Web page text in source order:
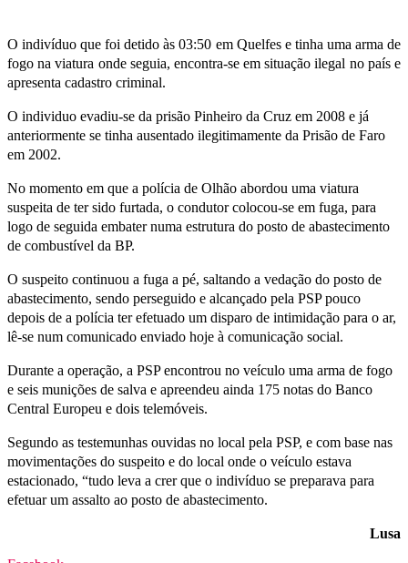
O indivíduo que foi detido às 03:50 em Quelfes e tinha uma arma de
fogo na viatura onde seguia, encontra-se em situação ilegal no país e
apresenta cadastro criminal.
O individuo evadiu-se da prisão Pinheiro da Cruz em 2008 e já
anteriormente se tinha ausentado ilegitimamente da Prisão de Faro
em 2002.
No momento em que a polícia de Olhão abordou uma viatura
suspeita de ter sido furtada, o condutor colocou-se em fuga, para
logo de seguida embater numa estrutura do posto de abastecimento
de combustível da BP.
O suspeito continuou a fuga a pé, saltando a vedação do posto de
abastecimento, sendo perseguido e alcançado pela PSP pouco
depois de a polícia ter efetuado um disparo de intimidação para o ar,
lê-se num comunicado enviado hoje à comunicação social.
Durante a operação, a PSP encontrou no veículo uma arma de fogo
e seis munições de salva e apreendeu ainda 175 notas do Banco
Central Europeu e dois telemóveis.
Segundo as testemunhas ouvidas no local pela PSP, e com base nas
movimentações do suspeito e do local onde o veículo estava
estacionado, “tudo leva a crer que o indivíduo se preparava para
efetuar um assalto ao posto de abastecimento.
Lusa